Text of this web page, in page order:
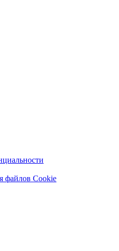
файлов Cookie